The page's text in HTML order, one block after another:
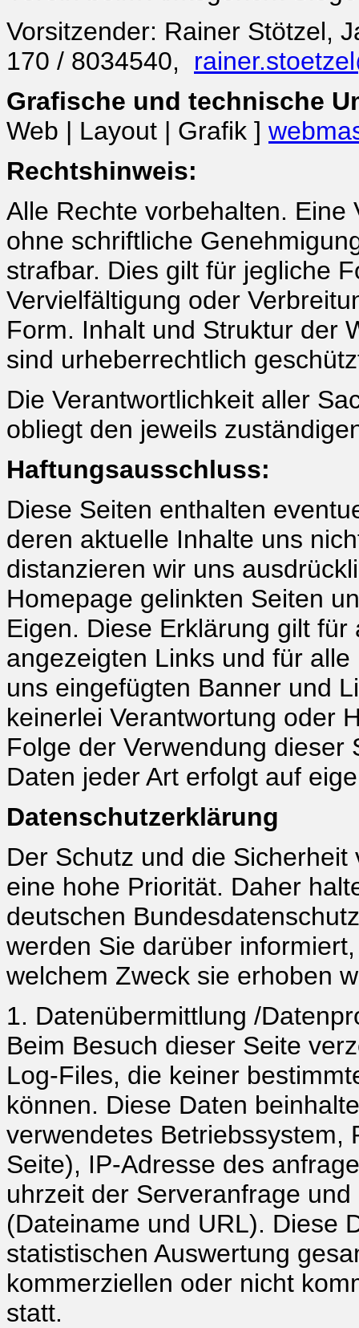
Vorsitzender: Rainer Stötzel,
170 / 8034540,
Grafische und technische
Web | Layout | Grafik ]
Rechtshinweis:
Alle Rechte vorbehalten.
ohne schriftliche
strafbar. Dies gilt für jegliche
Vervielfältigung oder
Form. Inhalt und Struktur der
sind urheberrechtlich
Die Verantwortlichkeit aller
obliegt den jeweils
Haftungsausschluss:
Diese Seiten enthalten
deren aktuelle Inhalte uns
distanzieren wir uns
Homepage gelinkten Seiten
Eigen. Diese Erklärung gilt
angezeigten Links und für
uns eingefügten Banner und
keinerlei Verantwortung oder
Folge der Verwendung dieser
Daten jeder Art erfolgt auf
Datenschutzerklärung
Der Schutz und die
eine hohe Priorität. Daher
deutschen
werden Sie darüber
welchem Zweck sie erhoben
1. Datenübermittlung /
Beim Besuch dieser Seite
Log-Files, die keiner
können. Diese Daten
verwendetes Betriebssystem,
Seite), IP-Adresse des
uhrzeit der Serveranfrage
(Dateiname und URL). Diese
statistischen Auswertung
kommerziellen oder nicht
statt.